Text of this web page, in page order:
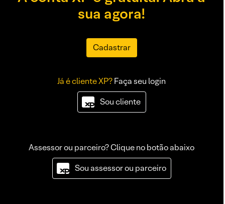
sua agora!
Cadastrar
Já é cliente XP?Faça seu login
Sou cliente
Assessor ou parceiro? Clique no botão abaixo
Sou assessor ou parceiro